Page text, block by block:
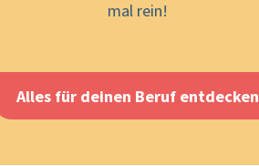
mal rein!
Alles für deinen Beruf entdecken